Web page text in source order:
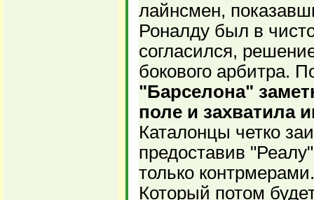
лайнсмен,
Роналду был в
согласился,
бокового арбитра.
"Барселона"
поле и захватила
Каталонцы четко
предоставив
только
Который потом